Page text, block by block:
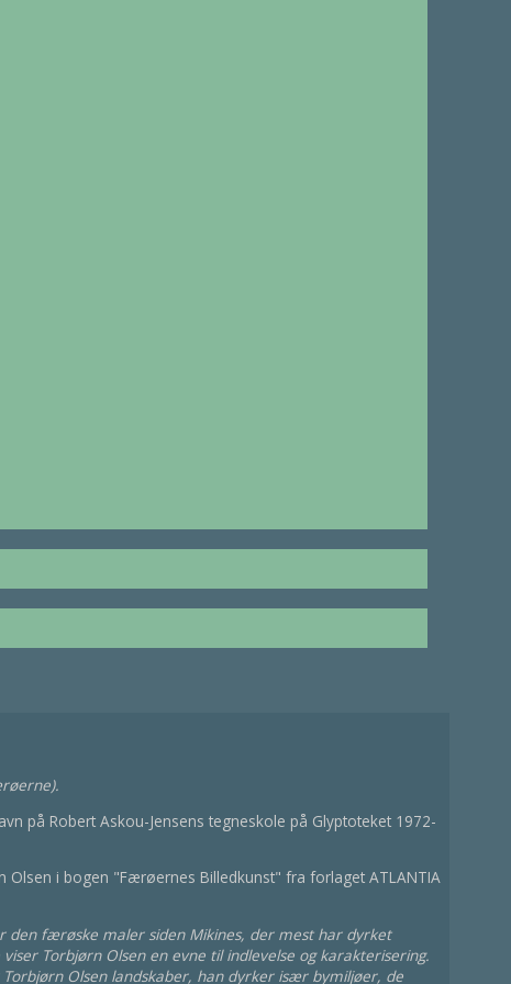
på Robert Askou-Jensens tegneskole på Glyptoteket 1972-
Olsen i bogen "Færøernes Billedkunst" fra forlaget ATLANTIA
den færøske maler siden Mikines, der mest har dyrket
Torbjørn Olsen en evne til indlevelse og karakterisering.
Olsen landskaber, han dyrker især bymiljøer, de